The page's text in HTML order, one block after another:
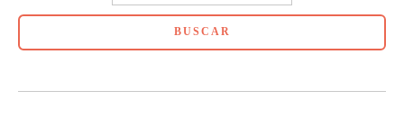
BUSCAR